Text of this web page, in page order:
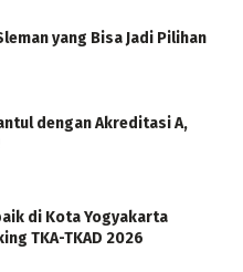
yang Bisa Jadi Pilihan
dengan Akreditasi A,
di Kota Yogyakarta
TKA-TKAD 2026